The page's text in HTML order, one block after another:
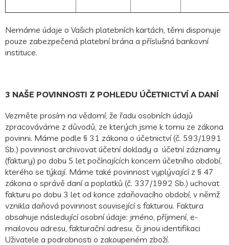
Nemáme údaje o Vašich platebních kartách, těmi disponuje
pouze zabezpečená platební brána a příslušná bankovní
instituce.
3 NAŠE POVINNOSTI Z POHLEDU ÚČETNICTVÍ A DANÍ
Vezměte prosím na vědomí, že řadu osobních údajů
zpracováváme z důvodů, ze kterých jsme k tomu ze zákona
povinni. Máme podle § 31 zákona o účetnictví (č. 593/1991
Sb.) povinnost archivovat účetní doklady a účetní záznamy
(faktury) po dobu 5 let počínajících koncem účetního období,
kterého se týkají. Máme také povinnost vyplývající z § 47
zákona o správě daní a poplatků (č. 337/1992 Sb.) uchovat
fakturu po dobu 3 let od konce zdaňovacího období, v němž
vznikla daňová povinnost související s fakturou. Faktura
obsahuje následující osobní údaje: jméno, příjmení, e-
mailovou adresu, fakturační adresu, či jinou identifikaci
Uživatele a podrobnosti o zakoupeném zboží.